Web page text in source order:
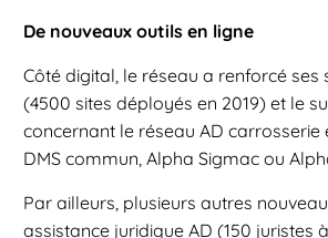
De nouveaux outils en ligne
Côté digital, le réseau a renforcé
(4500 sites déployés en 2019) et le
concernant le réseau AD
DMS commun, Alpha Sigmac ou
Par ailleurs, plusieurs autres
assistance juridique AD (150